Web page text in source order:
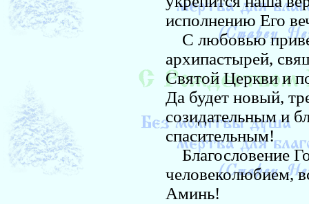
исполнению Его
С любовью
архипастырей,
Святой Церкви и
Да будет новый,
созидательным и
спасительным!
Благословение
человеколюбием,
Аминь!